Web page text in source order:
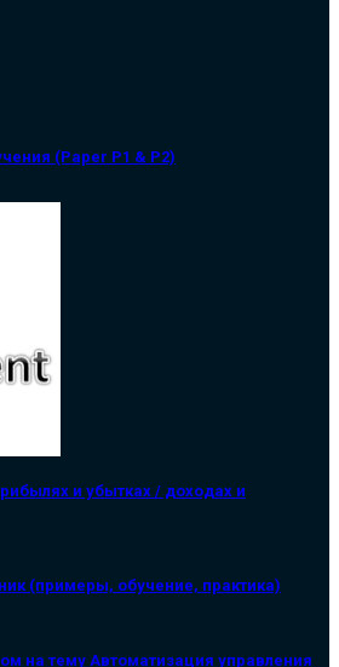
(Paper P1 & P2)
и убытках / доходах и
(примеры, обучение, практика)
на тему Автоматизация управления